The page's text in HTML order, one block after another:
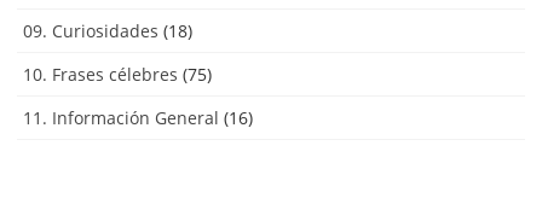
09. Curiosidades (18)
10. Frases célebres (75)
11. Información General (16)